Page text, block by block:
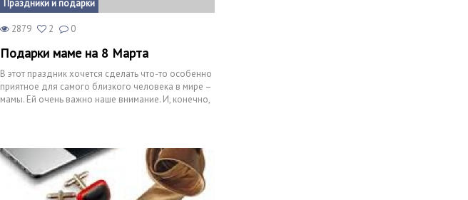
Праздники и подарки
2879 2 0
Подарки маме на 8 Марта
В этот праздник хочется сделать что-то особенно
приятное для самого близкого человека в мире –
мамы. Ей очень важно наше внимание. И, конечно,